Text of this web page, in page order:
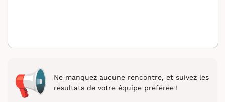
Ne manquez aucune rencontre, et suivez les
résultats de votre équipe préférée !